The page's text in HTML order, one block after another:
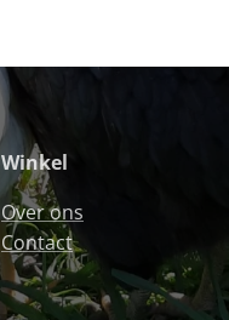
Winkel
Over ons
Contact